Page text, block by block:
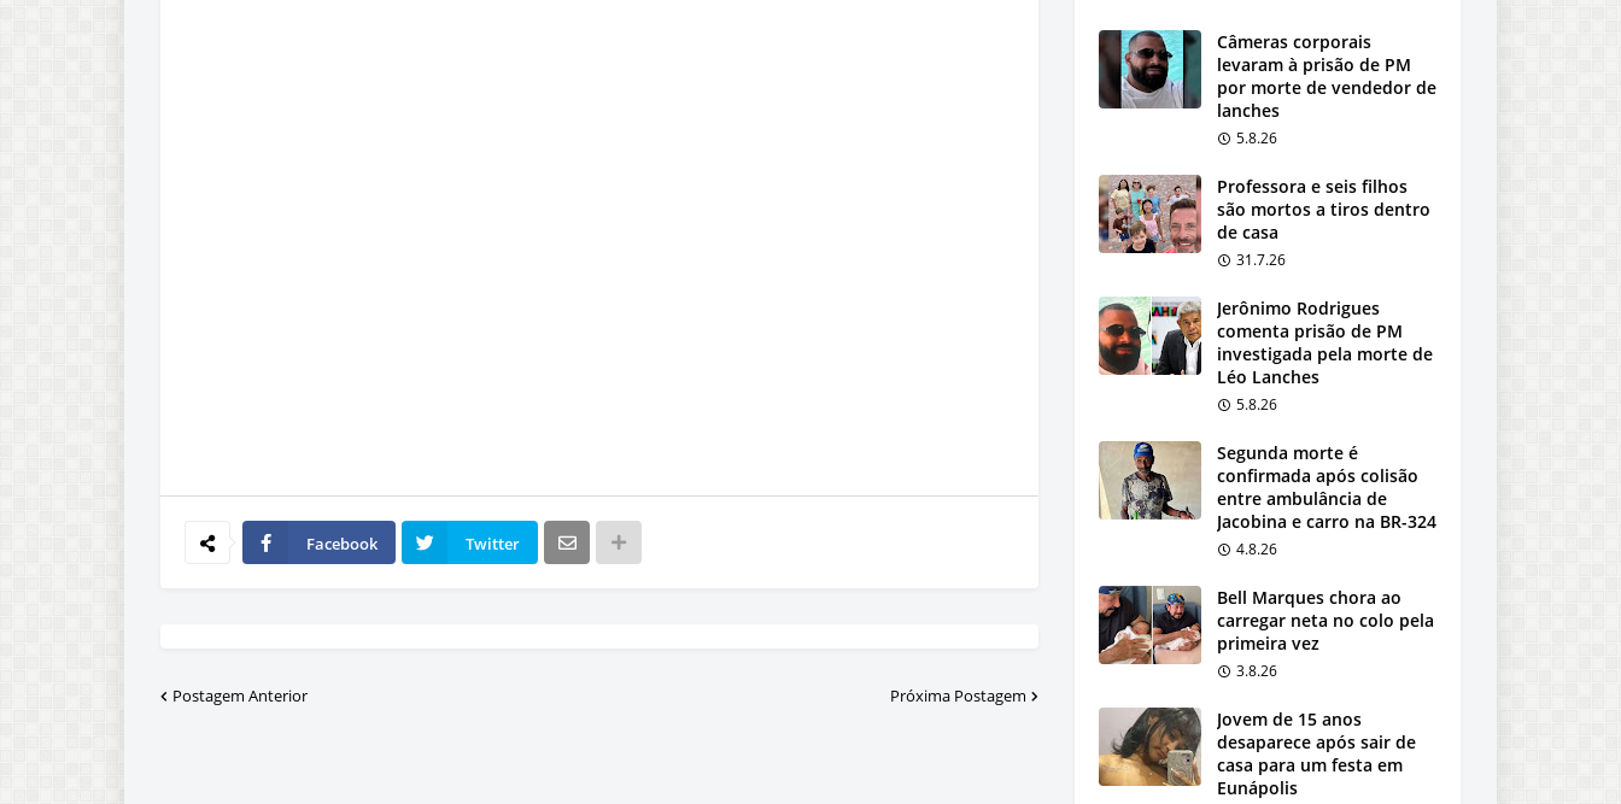
Facebook Twitter
Postagem Anterior Próxima Postagem
Câmeras corporais
levaram à prisão de PM
por morte de vendedor de
lanches
5.8.26
Professora e seis filhos
são mortos a tiros dentro
de casa
31.7.26
Jerônimo Rodrigues
comenta prisão de PM
investigada pela morte de
Léo Lanches
5.8.26
Segunda morte é
confirmada após colisão
entre ambulância de
Jacobina e carro na BR-324
4.8.26
Bell Marques chora ao
carregar neta no colo pela
primeira vez
3.8.26
Jovem de 15 anos
desaparece após sair de
casa para um festa em
Eunápolis